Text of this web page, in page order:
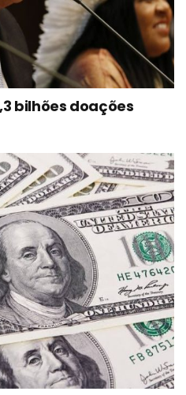
bilhões doações